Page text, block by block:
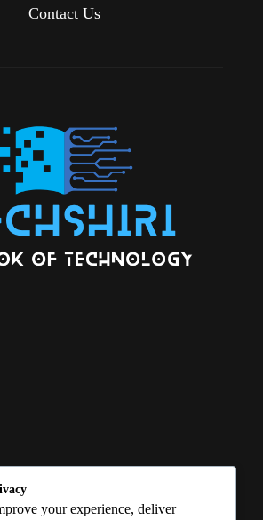
Contact Us
ABOUT US
your experience, deliver